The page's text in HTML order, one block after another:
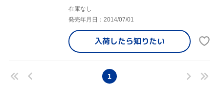
在庫なし
発売年月日：2014/07/01
入荷したら知りたい
1